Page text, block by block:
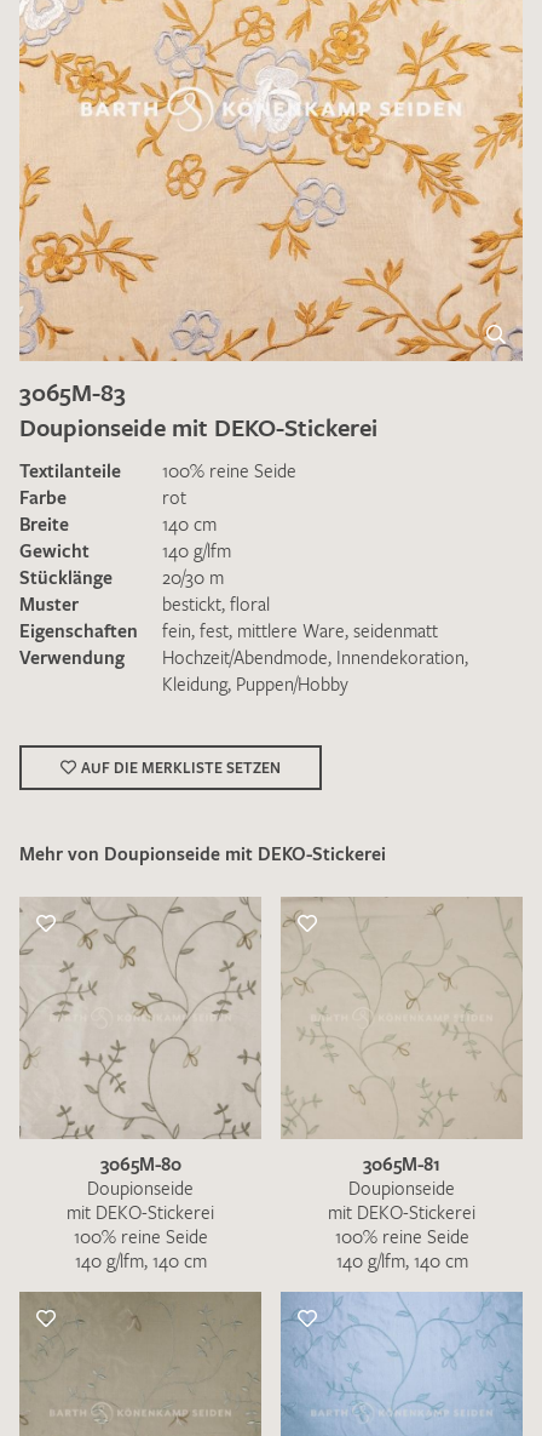
zur Beantwortung meiner Musteranfrage genutzt werden.
DieDatenschutzbestimmungen
genommen und akzeptiere diese.
MUSTERANFRAGE SENDEN
3065M-83
Doupionseide mit DEKO-Stickerei
Textilanteile
100% reine Seide
Farbe
rot
Breite
140 cm
Gewicht
140 g/lfm
Stücklänge
20/30 m
Muster
bestickt, floral
Eigenschaften
fein, fest, mittlere Ware, seidenmatt
Verwendung
Hochzeit/Abendmode, Innendekoration,
Kleidung, Puppen/Hobby
AUF DIE MERKLISTE SETZEN
Mehr von Doupionseide mit DEKO-Stickerei
3065M-80
Doupionseide
mit DEKO-Stickerei
100% reine Seide
140 g/lfm, 140 cm
3065M-81
Doupionseide
mit DEKO-Stickerei
100% reine Seide
140 g/lfm, 140 cm